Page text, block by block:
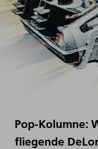
Pop-Kolumne:
fliegende